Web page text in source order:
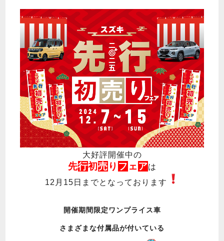
大好評開催中の
先行初売 り フ ェアは
12月15日までとなっております
開催期間限定ワンプライス車
さまざまな付属品が付いている